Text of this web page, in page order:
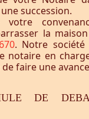
succession.
la
. Notre
notaire en
faire une
DE